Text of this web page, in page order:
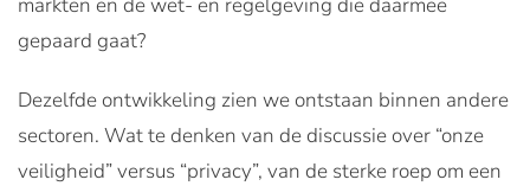
gepaard gaat?
Dezelfde ontwikkeling zien we ontstaan binnen andere
sectoren. Wat te denken van de discussie over “onze
veiligheid” versus “privacy”, van de sterke roep om een